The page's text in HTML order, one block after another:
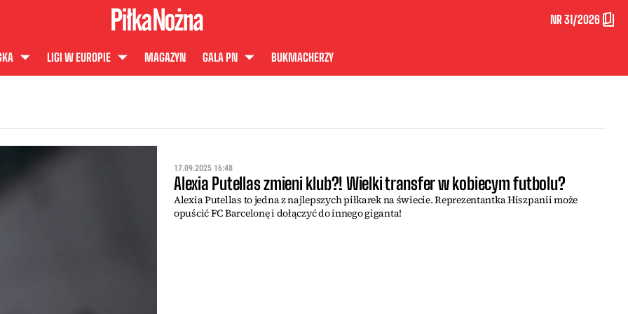
NR 31/2026
LIGI W EUROPIE MAGAZYN GALA PN BUKMACHERZY
17.09.2025 16:48
Alexia Putellas zmieni klub?! Wielki transfer w kobiecym futbolu?
Alexia Putellas to jedna z najlepszych piłkarek na świecie. Reprezentantka Hiszpanii może
opuścić FC Barcelonę i dołączyć do innego giganta!